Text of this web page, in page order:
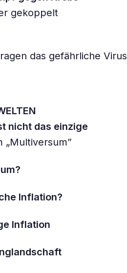
gekoppelt
das gefährliche Virus
nicht das einzige
„Multiversum”
Inflation?
Inflation